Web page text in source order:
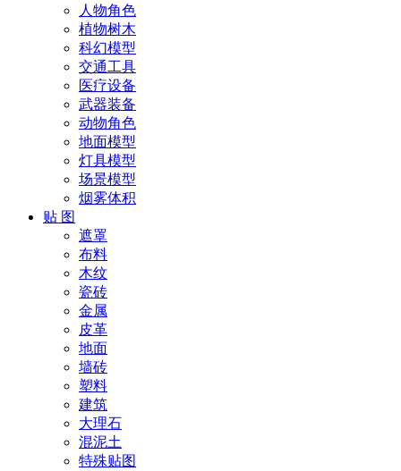
人物角色
植物树木
科幻模型
交通工具
医疗设备
武器装备
动物角色
地面模型
灯具模型
场景模型
烟雾体积
贴 图
遮罩
布料
木纹
瓷砖
金属
皮革
地面
墙砖
塑料
建筑
大理石
混泥土
特殊贴图